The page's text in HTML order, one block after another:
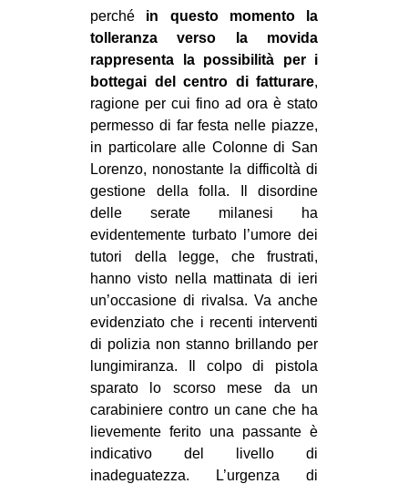
perché in questo momento la
tolleranza verso la movida
rappresenta la possibilità per i
bottegai del centro di fatturare,
ragione per cui fino ad ora è stato
permesso di far festa nelle piazze,
in particolare alle Colonne di San
Lorenzo, nonostante la difficoltà di
gestione della folla. Il disordine
delle serate milanesi ha
evidentemente turbato l’umore dei
tutori della legge, che frustrati,
hanno visto nella mattinata di ieri
un’occasione di rivalsa. Va anche
evidenziato che i recenti interventi
di polizia non stanno brillando per
lungimiranza. Il colpo di pistola
sparato lo scorso mese da un
carabiniere contro un cane che ha
lievemente ferito una passante è
indicativo del livello di
inadeguatezza. L’urgenza di